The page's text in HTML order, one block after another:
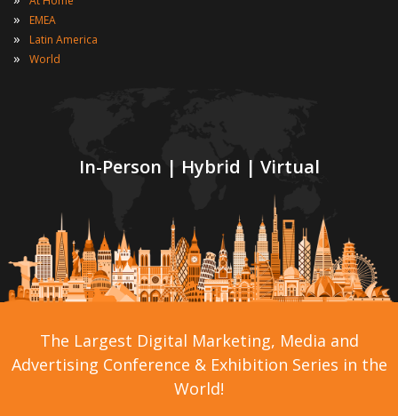
In-Person | Hybrid | Virtual
» EMEA
» Latin America
» World
The Largest Digital Marketing, Media and
Advertising Conference & Exhibition Series in the
World!